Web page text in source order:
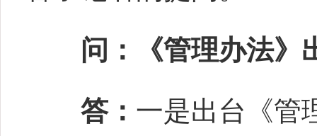
问：《管理办法》
答： 一是出台《管